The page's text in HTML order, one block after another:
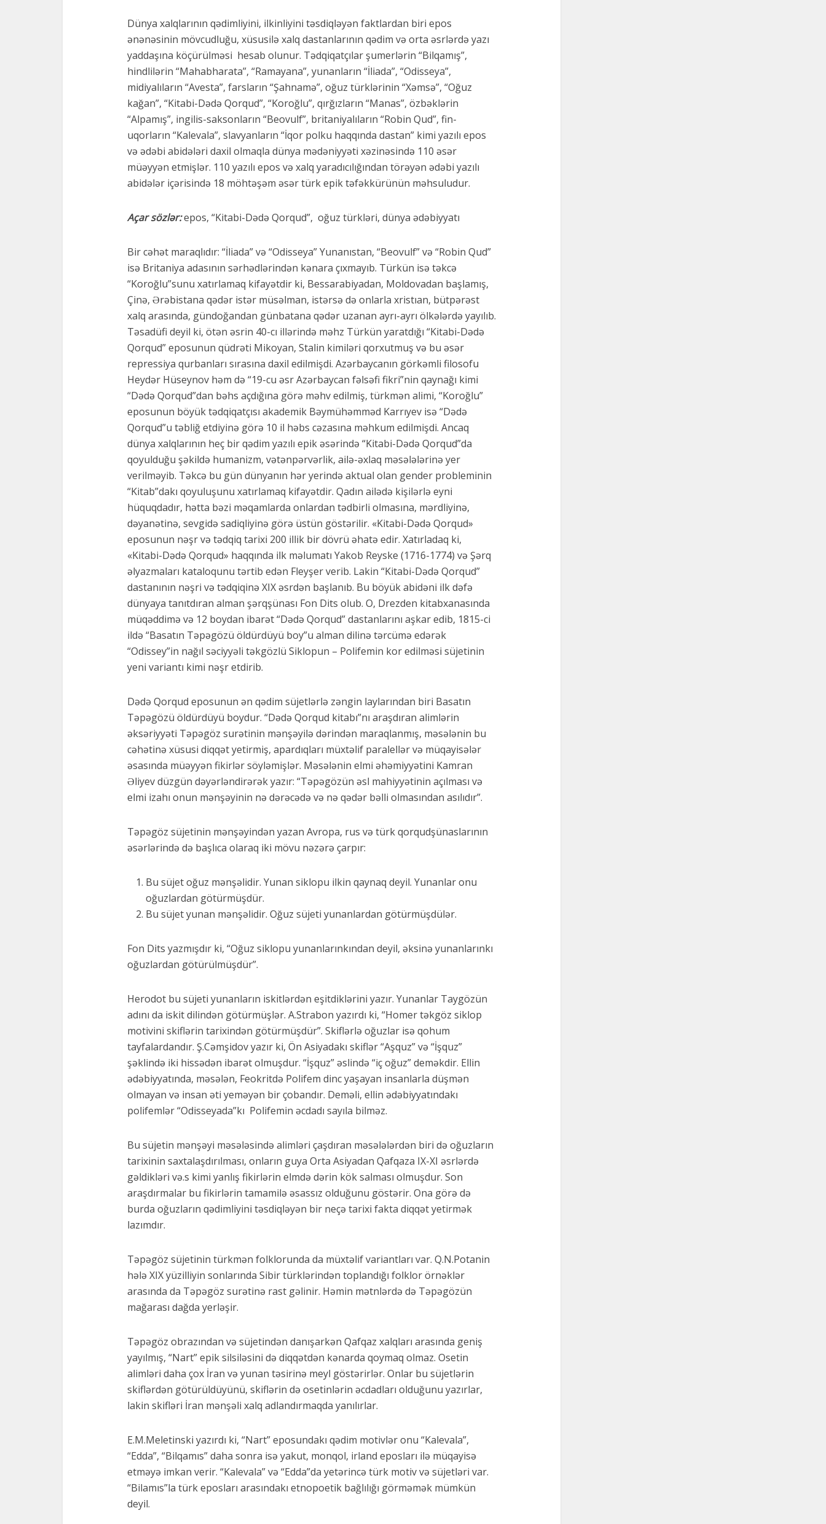
Dünya xalqlarının qədimliyini, ilkinliyini təsdiqləyən faktlardan biri epos
ənənəsinin mövcudluğu, xüsusilə xalq dastanlarının qədim və orta əsrlərdə yazı
yaddaşına köçürülməsi hesab olunur. Tədqiqatçılar şumerlərin “Bilqamış”,
hindlilərin “Mahabharata”, “Ramayana”, yunanların “İliada”, “Odisseya”,
midiyalıların “Avesta”, farsların “Şahnamə”, oğuz türklərinin “Xəmsə”, “Oğuz
kağan”, “Kitabi-Dədə Qorqud”, “Koroğlu”, qırğızların “Manas”, özbəklərin
“Alpamış”, ingilis-saksonların “Beovulf”, britaniyalıların “Robin Qud”, fin-
uqorların “Kalevala”, slavyanların “İqor polku haqqında dastan” kimi yazılı epos
və ədəbi abidələri daxil olmaqla dünya mədəniyyəti xəzinəsində 110 əsər
müəyyən etmişlər. 110 yazılı epos və xalq yaradıcılığından törəyən ədəbi yazılı
abidələr içərisində 18 möhtəşəm əsər türk epik təfəkkürünün məhsuludur.
Açar sözlər:epos, “Kitabi-Dədə Qorqud”, oğuz türkləri, dünya ədəbiyyatı
Bir cəhət maraqlıdır: “İliada” və “Odisseya” Yunanıstan, “Beovulf” və “Robin Qud”
isə Britaniya adasının sərhədlərindən kənara çıxmayıb. Türkün isə təkcə
“Koroğlu”sunu xatırlamaq kifayətdir ki, Bessarabiyadan, Moldovadan başlamış,
Çinə, Ərəbistana qədər istər müsəlman, istərsə də onlarla xristıan, bütpərəst
xalq arasında, gündoğandan günbatana qədər uzanan ayrı-ayrı ölkələrdə yayılıb.
Təsadüfi deyil ki, ötən əsrin 40-cı illərində məhz Türkün yaratdığı “Kitabi-Dədə
Qorqud” eposunun qüdrəti Mikoyan, Stalin kimiləri qorxutmuş və bu əsər
repressiya qurbanları sırasına daxil edilmişdi. Azərbaycanın görkəmli filosofu
Heydər Hüseynov həm də “19-cu əsr Azərbaycan fəlsəfi fikri”nin qaynağı kimi
“Dədə Qorqud”dan bəhs açdığına görə məhv edilmiş, türkmən alimi, “Koroğlu”
eposunun böyük tədqiqatçısı akademik Bəymühəmməd Karrıyev isə “Dədə
Qorqud”u təbliğ etdiyinə görə 10 il həbs cəzasına məhkum edilmişdi. Ancaq
dünya xalqlarının heç bir qədim yazılı epik əsərində “Kitabi-Dədə Qorqud”da
qoyulduğu şəkildə humanizm, vətənpərvərlik, ailə-əxlaq məsələlərinə yer
verilməyib. Təkcə bu gün dünyanın hər yerində aktual olan gender probleminin
“Kitab”dakı qoyuluşunu xatırlamaq kifayətdir. Qadın ailədə kişilərlə eyni
hüquqdadır, hətta bəzi məqamlarda onlardan tədbirli olmasına, mərdliyinə,
dəyanətinə, sevgidə sadiqliyinə görə üstün göstərilir. «Kitabi-Dədə Qorqud»
eposunun nəşr və tədqiq tarixi 200 illik bir dövrü əhatə edir. Xatırladaq ki,
«Kitabi-Dədə Qorqud» haqqında ilk məlumatı Yakob Reyske (1716-1774) və Şərq
əlyazmaları kataloqunu tərtib edən Fleyşer verib. Lakin “Kitabi-Dədə Qorqud”
dastanının nəşri və tədqiqinə XIX əsrdən başlanıb. Bu böyük abidəni ilk dəfə
dünyaya tanıtdıran alman şərqşünası Fon Dits olub. O, Drezden kitabxanasında
müqəddimə və 12 boydan ibarət “Dədə Qorqud” dastanlarını aşkar edib, 1815-ci
ildə “Basatın Təpəgözü öldürdüyü boy”u alman dilinə tərcümə edərək
“Odissey”in nağıl səciyyəli təkgözlü Siklopun – Polifemin kor edilməsi süjetinin
yeni variantı kimi nəşr etdirib.
Dədə Qorqud eposunun ən qədim süjetlərlə zəngin laylarından biri Basatın
Təpəgözü öldürdüyü boydur. “Dədə Qorqud kitabı”nı araşdıran alimlərin
əksəriyyəti Təpəgöz surətinin mənşəyilə dərindən maraqlanmış, məsələnin bu
cəhətinə xüsusi diqqət yetirmiş, apardıqları müxtəlif paralellər və müqayisələr
əsasında müəyyən fikirlər söyləmişlər. Məsələnin elmi əhəmiyyətini Kamran
Əliyev düzgün dəyərləndirərək yazır: “Təpəgözün əsl mahiyyətinin açılması və
elmi izahı onun mənşəyinin nə dərəcədə və nə qədər bəlli olmasından asılıdır”.
Təpəgöz süjetinin mənşəyindən yazan Avropa, rus və türk qorqudşünaslarının
əsərlərində də başlıca olaraq iki mövu nəzərə çarpır:
Bu süjet oğuz mənşəlidir. Yunan siklopu ilkin qaynaq deyil. Yunanlar onu
oğuzlardan götürmüşdür.
Bu süjet yunan mənşəlidir. Oğuz süjeti yunanlardan götürmüşdülər.
Fon Dits yazmışdır ki, “Oğuz siklopu yunanlarınkından deyil, əksinə yunanlarınkı
oğuzlardan götürülmüşdür”.
Herodot bu süjeti yunanların iskitlərdən eşitdiklərini yazır. Yunanlar Taygözün
adını da iskit dilindən götürmüşlər. A.Strabon yazırdı ki, “Homer təkgöz siklop
motivini skiflərin tarixindən götürmüşdür”. Skiflərlə oğuzlar isə qohum
tayfalardandır. Ş.Cəmşidov yazır ki, Ön Asiyadakı skiflər “Aşquz” və “İşquz”
şəklində iki hissədən ibarət olmuşdur. “İşquz” əslində “iç oğuz” deməkdir. Ellin
ədəbiyyatında, məsələn, Feokritdə Polifem dinc yaşayan insanlarla düşmən
olmayan və insan əti yeməyən bir çobandır. Deməli, ellin ədəbiyyatındakı
polifemlər “Odisseyada”kı Polifemin əcdadı sayıla bilməz.
Bu süjetin mənşəyi məsələsində alimləri çaşdıran məsələlərdən biri də oğuzların
tarixinin saxtalaşdırılması, onların guya Orta Asiyadan Qafqaza IX-XI əsrlərdə
gəldikləri və.s kimi yanlış fikirlərin elmdə dərin kök salması olmuşdur. Son
araşdırmalar bu fikirlərin tamamilə əsassız olduğunu göstərir. Ona görə də
burda oğuzların qədimliyini təsdiqləyən bir neçə tarixi fakta diqqət yetirmək
lazımdır.
Təpəgöz süjetinin türkmən folklorunda da müxtəlif variantları var. Q.N.Potanin
hələ XIX yüzilliyin sonlarında Sibir türklərindən toplandığı folklor örnəklər
arasında da Təpəgöz surətinə rast gəlinir. Həmin mətnlərdə də Təpəgözün
mağarası dağda yerləşir.
Təpəgöz obrazından və süjetindən danışarkən Qafqaz xalqları arasında geniş
yayılmış, “Nart” epik silsiləsini də diqqətdən kənarda qoymaq olmaz. Osetin
alimləri daha çox İran və yunan təsirinə meyl göstərirlər. Onlar bu süjetlərin
skiflərdən götürüldüyünü, skiflərin də osetinlərin əcdadları olduğunu yazırlar,
lakin skifləri İran mənşəli xalq adlandırmaqda yanılırlar.
E.M.Meletinski yazırdı ki, “Nart” eposundakı qədim motivlər onu “Kalevala”,
“Edda”, “Bilqamıs” daha sonra isə yakut, monqol, irland eposları ilə müqayisə
etməyə imkan verir. “Kalevala” və “Edda”da yetərincə türk motiv və süjetləri var.
“Bilamıs”la türk eposları arasındakı etnopoetik bağlılığı görməmək mümkün
deyil.